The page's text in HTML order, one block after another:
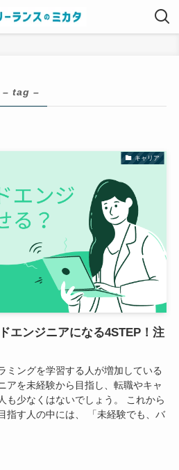
– tag –
キャリア
エンジニアになる4STEP！注
ミングを学習する人が増加している
アを未経験から目指し、転職やキャ
も少なくはないでしょう。 これから
指す人の中には、 「未経験でも、バ